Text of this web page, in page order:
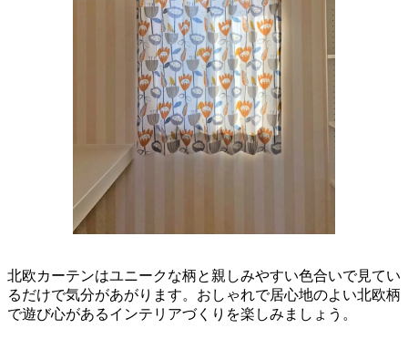
北欧カーテンはユニークな柄と親しみやすい色合いで見てい
るだけで気分があがります。おしゃれで居心地のよい北欧柄
で遊び心があるインテリアづくりを楽しみましょう。